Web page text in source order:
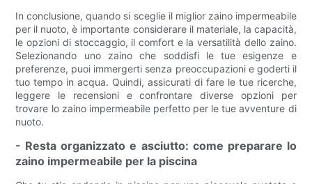
In conclusione, quando si sceglie il miglior zaino impermeabile
per il nuoto, è importante considerare il materiale, la capacità,
le opzioni di stoccaggio, il comfort e la versatilità dello zaino.
Selezionando uno zaino che soddisfi le tue esigenze e
preferenze, puoi immergerti senza preoccupazioni e goderti il
​​tuo tempo in acqua. Quindi, assicurati di fare le tue ricerche,
leggere le recensioni e confrontare diverse opzioni per
trovare lo zaino impermeabile perfetto per le tue avventure di
nuoto.
- Resta organizzato e asciutto: come preparare lo
zaino impermeabile per la piscina